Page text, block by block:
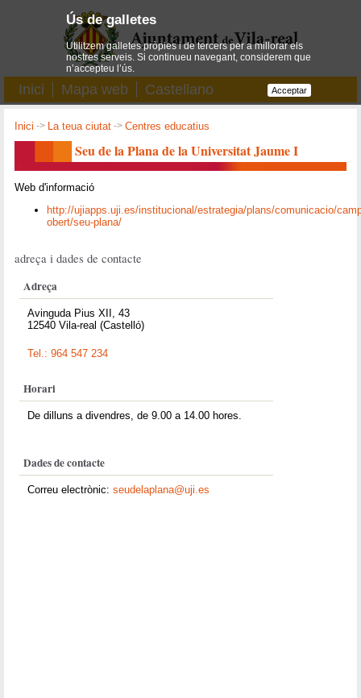
Inici Mapa web Castellano
Inici -> La teua ciutat ->Centres educatius
Seu de la Plana de la Universitat Jaume I
Web d'informació
http://ujiapps.uji.es/institucional/estrategia/plans/comunicacio/
obert/seu-plana/
adreça i dades de contacte
Adreça
Avinguda Pius XII, 43
12540 Vila-real (Castelló)
Tel.: 964 547 234
Horari
De dilluns a divendres, de 9.00 a 14.00 hores.
Dades de contacte
Correu electrònic:seudelaplana@uji.es
Ús de galletes
Utilitzem galletes pròpies i de tercers per a millorar els
nostres serveis. Si continueu navegant, considerem que
n’accepteu l’ús.
Acceptar